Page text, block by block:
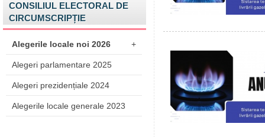
CONSILIUL ELECTORAL DE
CIRCUMSCRIPȚIE
Alegerile locale noi 2026 +
Alegeri parlamentare 2025
Alegeri prezidențiale 2024
Alegerile locale generale 2023